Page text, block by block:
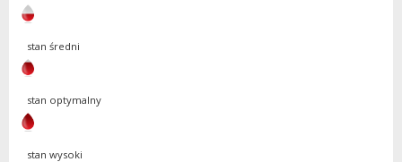
stan średni
stan optymalny
stan wysoki